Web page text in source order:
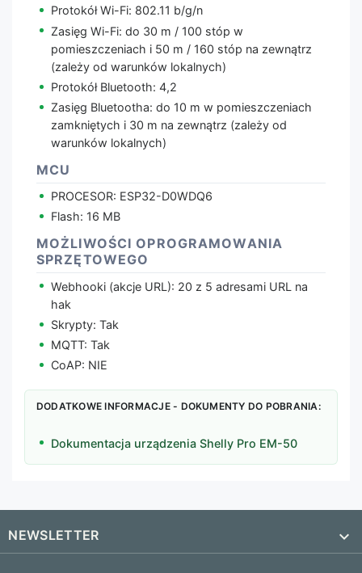
Protokół Wi-Fi: 802.11 b/g/n
Zasięg Wi-Fi: do 30 m / 100 stóp w
pomieszczeniach i 50 m / 160 stóp na zewnątrz
(zależy od warunków lokalnych)
Protokół Bluetooth: 4,2
Zasięg Bluetootha: do 10 m w pomieszczeniach
zamkniętych i 30 m na zewnątrz (zależy od
warunków lokalnych)
MCU
PROCESOR: ESP32-D0WDQ6
Flash: 16 MB
MOŻLIWOŚCI OPROGRAMOWANIA
SPRZĘTOWEGO
Webhooki (akcje URL): 20 z 5 adresami URL na
hak
Skrypty: Tak
MQTT: Tak
CoAP: NIE
DODATKOWE INFORMACJE - DOKUMENTY DO POBRANIA:
Dokumentacja urządzenia Shelly Pro EM-50
NEWSLETTER 